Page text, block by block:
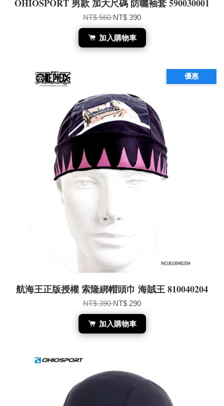
OHIOSPORT 男款 加大尺碼 防曬袖套 590030001
NT$ 560NT$ 390
加入購物車
優惠
航海王正版授權 索隆綁帽頭巾 海賊王 810040204
NT$ 390NT$ 290
加入購物車